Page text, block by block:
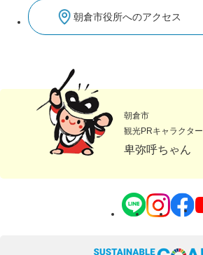
朝倉市役所へのアクセス
朝倉市
観光PRキャラクター
卑弥呼ちゃん